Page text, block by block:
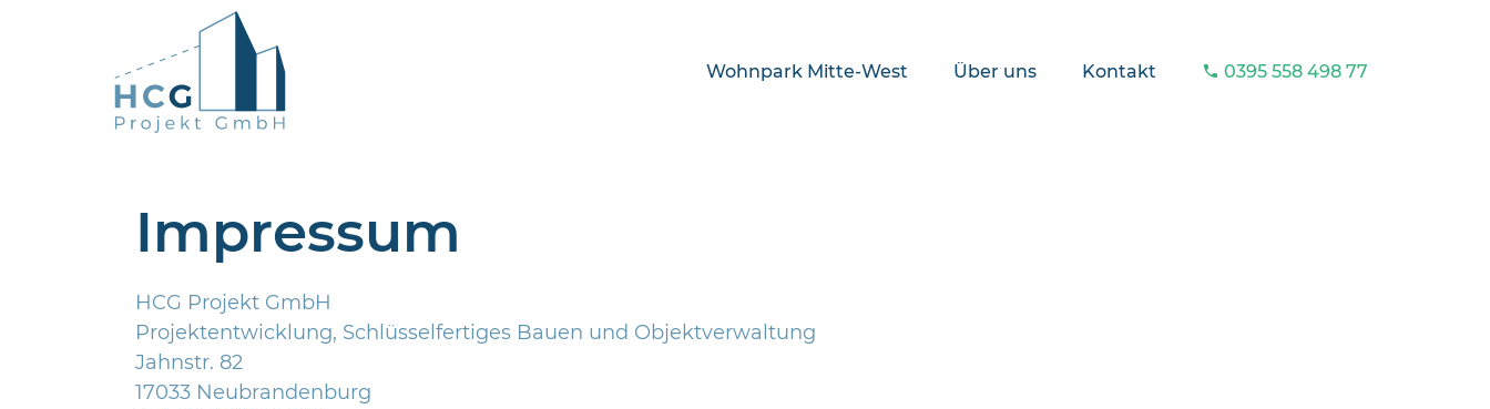
Wohnpark Mitte-West Über uns Kontakt 0395 558 498 77
Impressum
HCG Projekt GmbH
Projektentwicklung, Schlüsselfertiges Bauen und Objektverwaltung
Jahnstr. 82
17033 Neubrandenburg